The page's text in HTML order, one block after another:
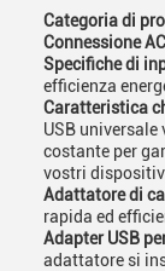
Categoria di
Connessione
Specifiche di
efficienza
Caratteristica
USB
costante per
vostri
Adattatore di
rapida ed
Adapter USB
adattatore si